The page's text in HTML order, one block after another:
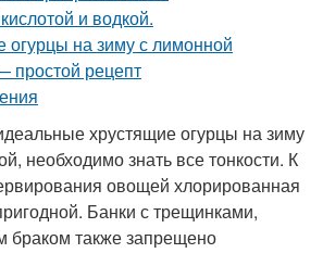
хрустящие огурцы на зиму
необходимо знать все тонкости. К
овощей хлорированная
Банки с трещинками,
браком также запрещено